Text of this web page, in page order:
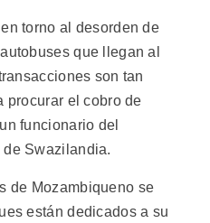
torno al desorden de
que llegan al
son tan
procurar el cobro de
funcionario del
de Swazilandia.
de Mozambiqueno se
están dedicados a su